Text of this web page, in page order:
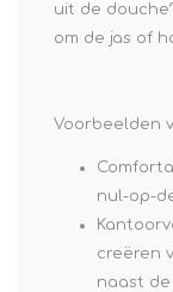
uit de
om de jas of
Voorbeelden
nul-op-
creëren
naast de